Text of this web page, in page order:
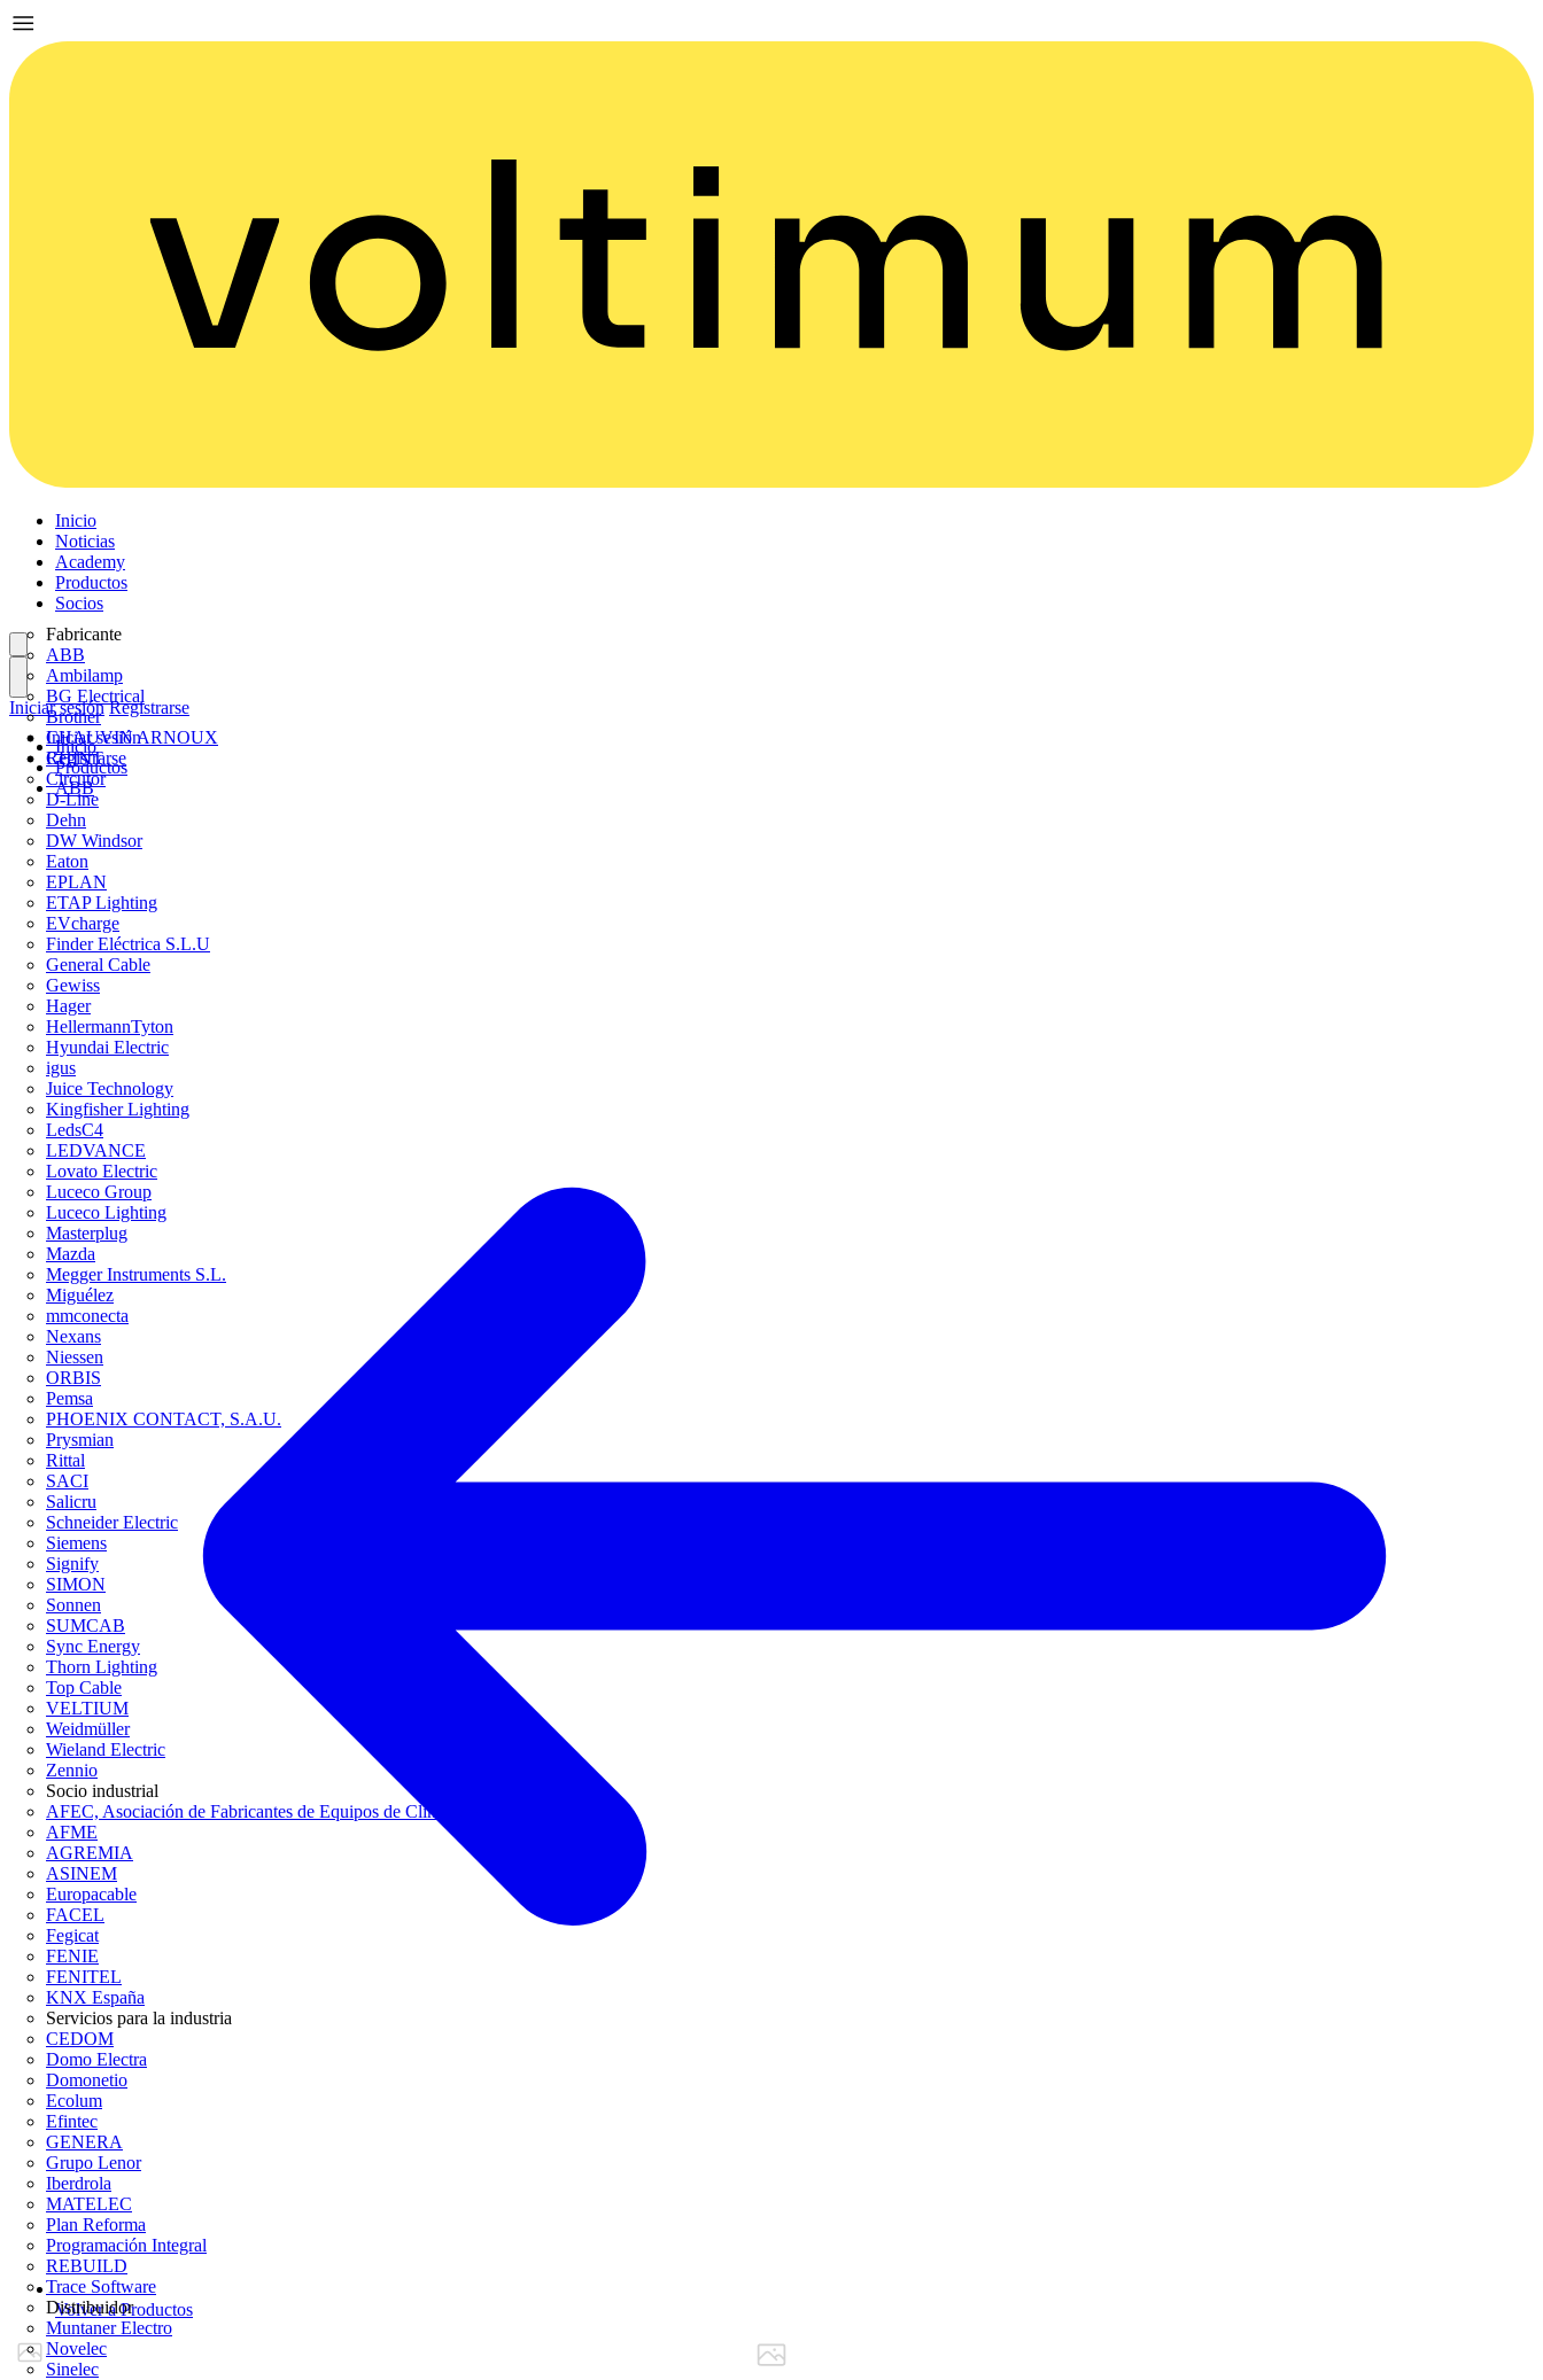
Inicio
Noticias
Academy
Productos
Socios
Fabricante
ABB
Ambilamp
BG Electrical
Brother
CHAUVIN ARNOUX
CHINT
Circutor
D-Line
Dehn
DW Windsor
Eaton
EPLAN
ETAP Lighting
EVcharge
Finder Eléctrica S.L.U
General Cable
Gewiss
Hager
HellermannTyton
Hyundai Electric
igus
Juice Technology
Kingfisher Lighting
LedsC4
LEDVANCE
Lovato Electric
Luceco Group
Luceco Lighting
Masterplug
Mazda
Megger Instruments S.L.
Miguélez
mmconecta
Nexans
Niessen
ORBIS
Pemsa
PHOENIX CONTACT, S.A.U.
Prysmian
Rittal
SACI
Salicru
Schneider Electric
Siemens
Signify
SIMON
Sonnen
SUMCAB
Sync Energy
Thorn Lighting
Top Cable
VELTIUM
Weidmüller
Wieland Electric
Zennio
Socio industrial
AFEC, Asociación de Fabricantes de Equipos de Climatización
AFME
AGREMIA
ASINEM
Europacable
FACEL
Fegicat
FENIE
FENITEL
KNX España
Servicios para la industria
CEDOM
Domo Electra
Domonetio
Ecolum
Efintec
GENERA
Grupo Lenor
Iberdrola
MATELEC
Plan Reforma
Programación Integral
REBUILD
Trace Software
Distribuidor
Muntaner Electro
Novelec
Sinelec
Iniciar sesión
Registrarse
Iniciar sesión Registrarse
Inicio
Productos
ABB
Volver a Productos